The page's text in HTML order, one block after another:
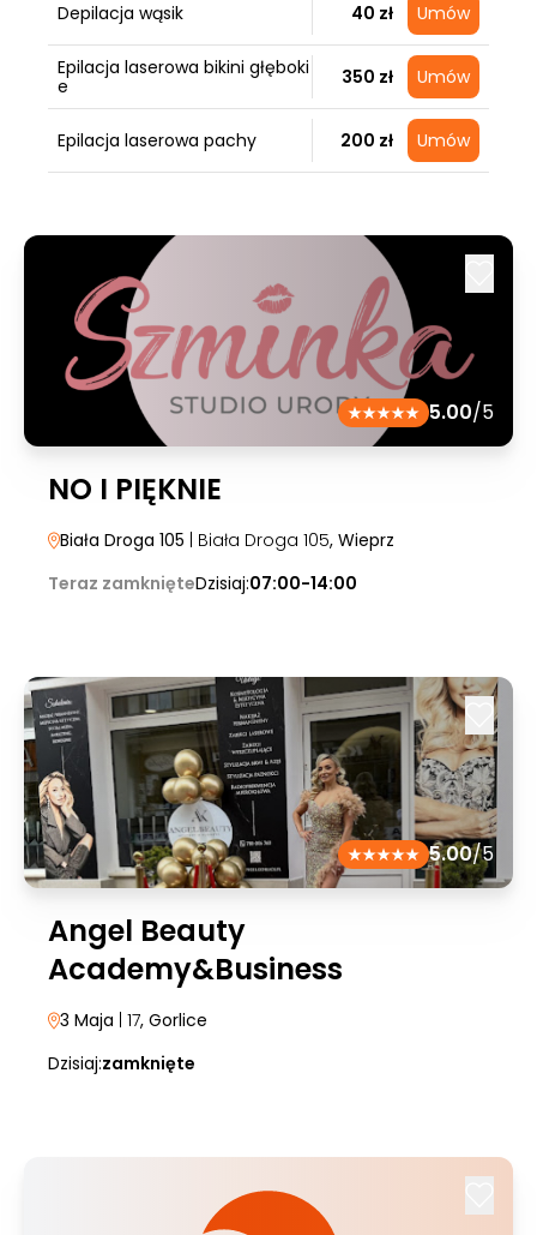
Depilacja wąsik 40 zł Umów
Epilacja laserowa bikini głęboki
e
350 zł Umów
Epilacja laserowa pachy 200 zł Umów
5.00/5
NO I PIĘKNIE
Biała Droga 105 | Biała Droga 105, Wieprz
Teraz zamknięteDzisiaj:07:00-14:00
5.00/5
Angel Beauty
Academy&Business
3 Maja | 17, Gorlice
Dzisiaj:zamknięte